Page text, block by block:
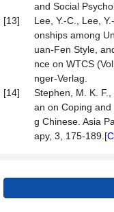
and Social
[13]
Lee, Y.-C., Lee,
onships among
uan-Fen Style,
nce on WTCS
nger-Verlag.
[14]
Stephen, M. K.
an on Coping and
g Chinese. Asia
apy, 3, 175-189.[